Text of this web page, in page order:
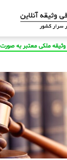
ملکی معتبر به